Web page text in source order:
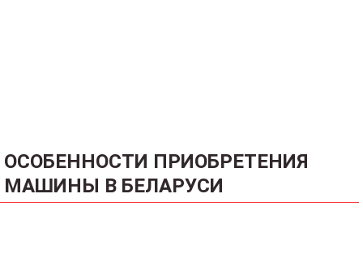
ОСОБЕННОСТИ ПРИОБРЕТЕНИЯ
МАШИНЫ В БЕЛАРУСИ